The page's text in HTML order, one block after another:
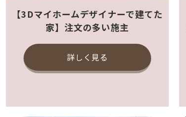
【3Dマイホームデザイナーで建てた
家】注文の多い施主
詳しく見る